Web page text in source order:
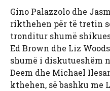
Gino Palazzolo dhe
rikthehen për të tretin
tronditur shumë
Ed Brown dhe Liz
shumë i diskutueshëm
Deem dhe Michael
kthehen, së bashku me